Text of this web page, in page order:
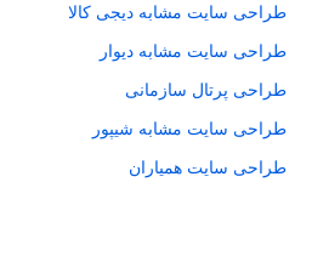
طراحی سایت مشابه دیجی کالا
طراحی سایت مشابه دیوار
طراحی پرتال سازمانی
طراحی سایت مشابه شیپور
طراحی سایت همیاران